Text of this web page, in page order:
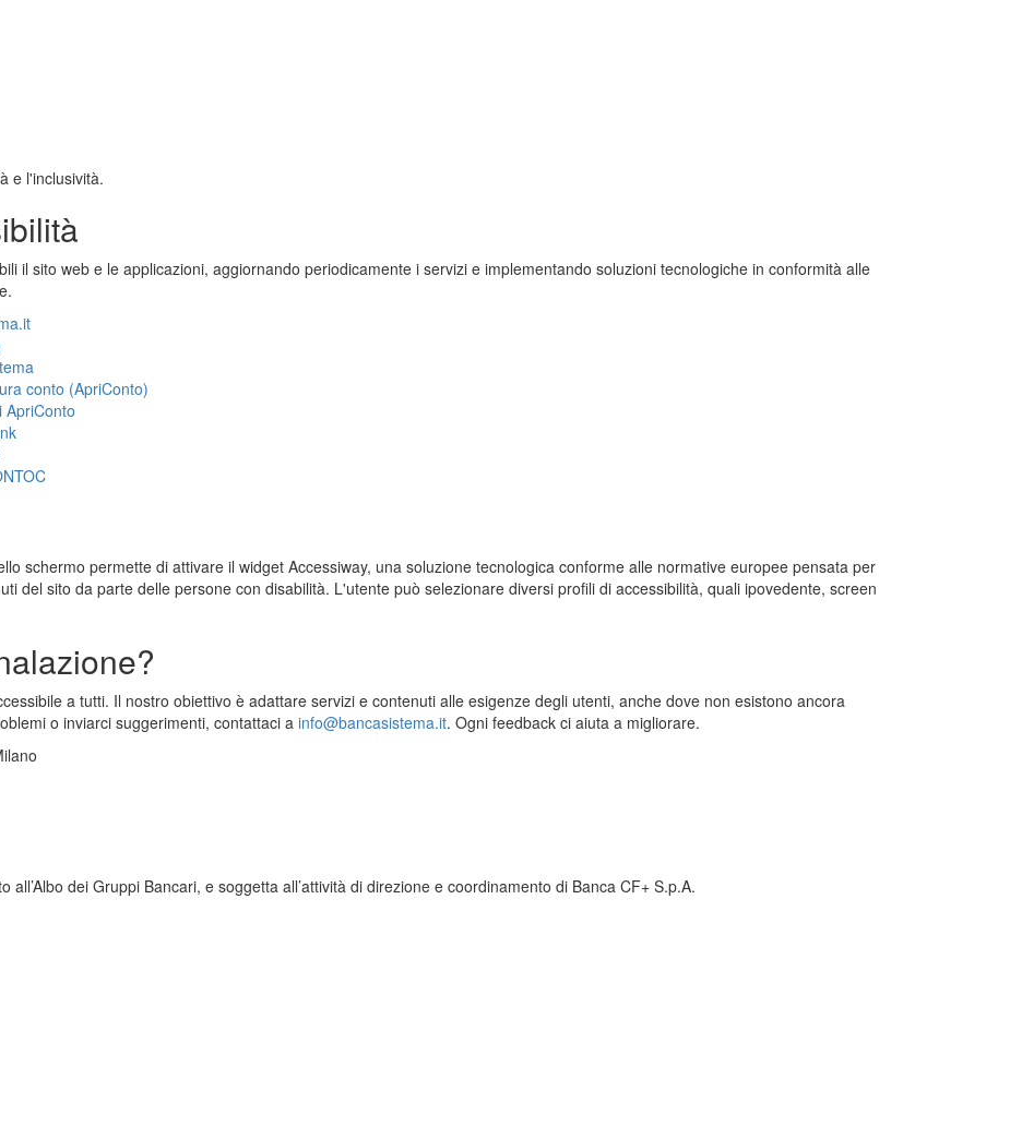
e l'inclusività.
il sito web e le applicazioni, aggiornando periodicamente i servizi e implementando soluzioni tecnologiche in conformità alle
conto (ApriConto)
ApriConto
schermo permette di attivare il widget Accessiway, una soluzione tecnologica conforme alle normative europee pensata per
del sito da parte delle persone con disabilità. L'utente può selezionare diversi profili di accessibilità, quali ipovedente, screen
a tutti. Il nostro obiettivo è adattare servizi e contenuti alle esigenze degli utenti, anche dove non esistono ancora
o inviarci suggerimenti, contattaci a info@bancasistema.it. Ogni feedback ci aiuta a migliorare.
dei Gruppi Bancari, e soggetta all’attività di direzione e coordinamento di Banca CF+ S.p.A.